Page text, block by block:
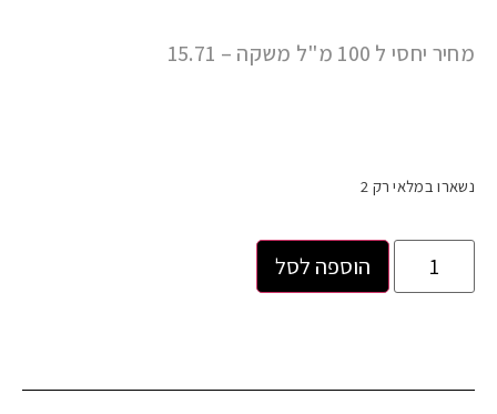
מחיר יחסי ל 100 מ"ל משקה – 15.71
נשארו במלאי רק 2
הוספה לסל